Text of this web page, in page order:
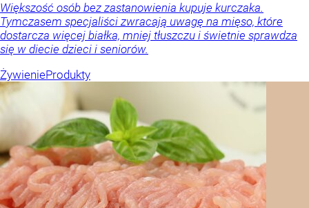
Większość osób bez zastanowienia kupuje kurczaka.
Tymczasem specjaliści zwracają uwagę na mięso, które
dostarcza więcej białka, mniej tłuszczu i świetnie sprawdza
się w diecie dzieci i seniorów.
ŻywienieProdukty